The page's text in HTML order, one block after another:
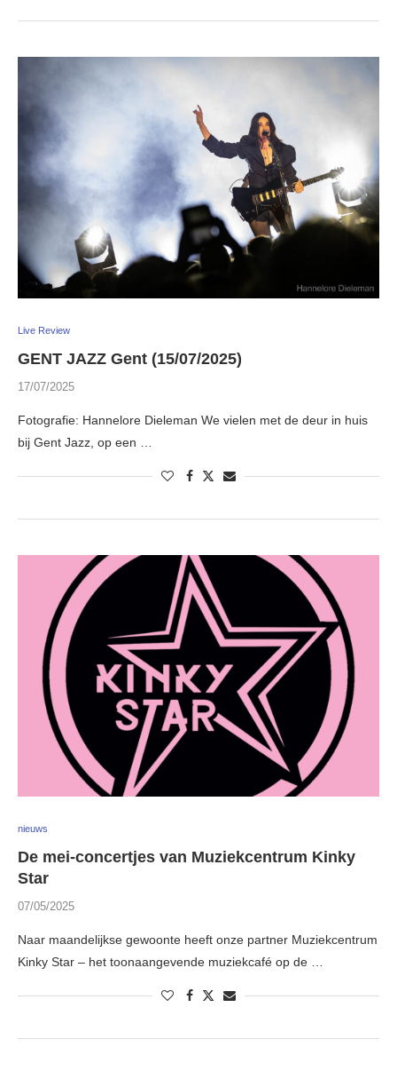
Live Review
GENT JAZZ Gent (15/07/2025)
17/07/2025
Fotografie: Hannelore Dieleman We vielen met de deur in huis
bij Gent Jazz, op een …
nieuws
De mei-concertjes van Muziekcentrum Kinky
Star
07/05/2025
Naar maandelijkse gewoonte heeft onze partner Muziekcentrum
Kinky Star – het toonaangevende muziekcafé op de …